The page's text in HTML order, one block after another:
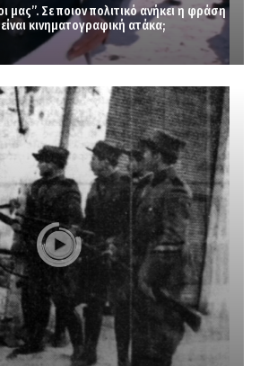
μας”. Σε ποιον πολιτικό ανήκει η φράση
κινηματογραφική ατάκα;